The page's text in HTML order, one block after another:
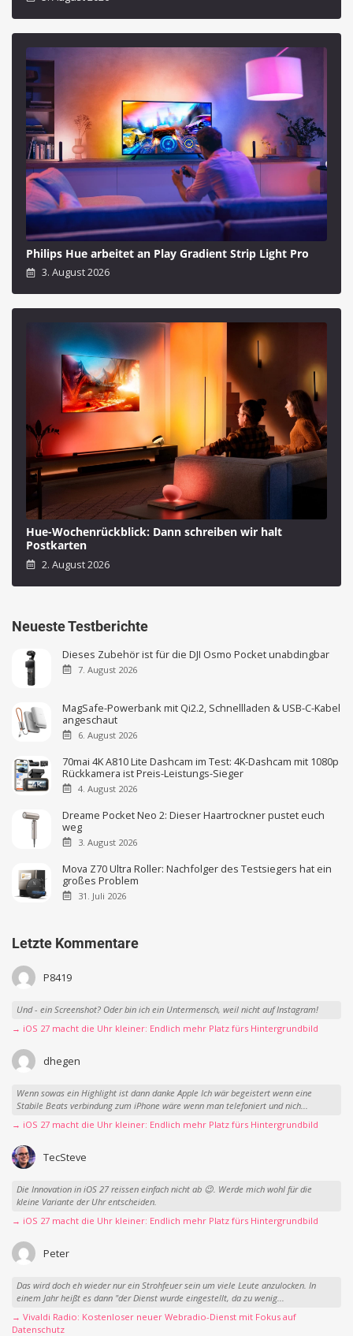
Philips Hue arbeitet an Play Gradient Strip Light Pro
3. August 2026
Hue-Wochenrückblick: Dann schreiben wir halt
Postkarten
2. August 2026
Neueste Testberichte
Dieses Zubehör ist für die DJI Osmo Pocket unabdingbar
7. August 2026
MagSafe-Powerbank mit Qi2.2, Schnellladen & USB-C-Kabel
angeschaut
6. August 2026
70mai 4K A810 Lite Dashcam im Test: 4K-Dashcam mit 1080p
Rückkamera ist Preis-Leistungs-Sieger
4. August 2026
Dreame Pocket Neo 2: Dieser Haartrockner pustet euch
weg
3. August 2026
Mova Z70 Ultra Roller: Nachfolger des Testsiegers hat ein
großes Problem
31. Juli 2026
Letzte Kommentare
P8419
Und - ein Screenshot? Oder bin ich ein Untermensch, weil nicht auf Instagram!
→ iOS 27 macht die Uhr kleiner: Endlich mehr Platz fürs Hintergrundbild
dhegen
Wenn sowas ein Highlight ist dann danke Apple Ich wär begeistert wenn eine
Stabile Beats verbindung zum iPhone wäre wenn man telefoniert und nich...
→ iOS 27 macht die Uhr kleiner: Endlich mehr Platz fürs Hintergrundbild
TecSteve
Die Innovation in iOS 27 reissen einfach nicht ab 😉. Werde mich wohl für die
kleine Variante der Uhr entscheiden.
→ iOS 27 macht die Uhr kleiner: Endlich mehr Platz fürs Hintergrundbild
Peter
Das wird doch eh wieder nur ein Strohfeuer sein um viele Leute anzulocken. In
einem Jahr heißt es dann "der Dienst wurde eingestellt, da zu wenig...
→ Vivaldi Radio: Kostenloser neuer Webradio-Dienst mit Fokus auf
Datenschutz